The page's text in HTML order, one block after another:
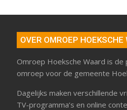
OVER OMROEP HOEKSCHE
Omroep Hoeksche Waard is de
omroep voor de gemeente
Dagelijks maken verschillende
TV-programma’s en online